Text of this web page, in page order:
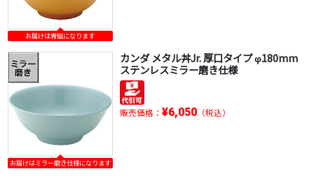
お届けは青磁になります
お届けはミラー磨き仕様になります
カンダ メタル丼Jr. 厚口タイプ φ180mm
ステンレスミラー磨き仕様
販売価格： ¥6,050（税込）